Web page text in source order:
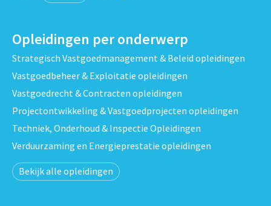
Opleidingen per onderwerp
Strategisch Vastgoedmanagement & Beleid opleidingen
Vastgoedbeheer & Exploitatie opleidingen
Vastgoedrecht & Contracten opleidingen
Projectontwikkeling & Vastgoedprojecten opleidingen
Techniek, Onderhoud & Inspectie Opleidingen
Verduurzaming en Energieprestatie opleidingen
Bekijk alle opleidingen